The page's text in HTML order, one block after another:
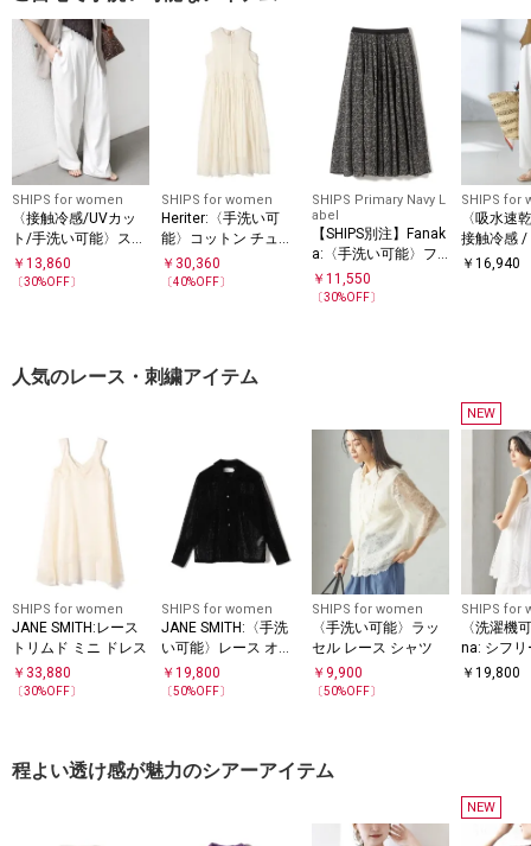
SHIPS for women
〈接触冷感/UVカッ
ト/手洗い可能〉スマ
ート イージー デニム
ライク タック パンツ
￥ 13,860
〔30%OFF〕
SHIPS for women
Heriter:〈手洗い可
能〉コットン チュー
ル ドレス
￥ 30,360
〔40%OFF〕
SHIPS Primary Navy L
abel
【SHIPS別注】Fanak
a:〈手洗い可能〉フ
ラワー プリント フレ
ア スカート
￥ 11,550
〔30%OFF〕
SHIPS for
〈吸水速
接触冷感 /
能〉ツイ
￥16,940
人気のレース・刺繍アイテム
SHIPS for women
JANE SMITH:レース
トリムド ミニ ドレス
￥ 33,880
〔30%OFF〕
SHIPS for women
JANE SMITH:〈手洗
い可能〉レース オー
プンカラー シャツ
￥19,800
〔50%OFF〕
SHIPS for women
〈手洗い可能〉ラッ
セル レース シャツ
￥ 9,900
〔50%OFF〕
NEW
SHIPS for
〈洗濯機
na: シフ
ャミソー
￥19,800
程よい透け感が魅力のシアーアイテム
NEW